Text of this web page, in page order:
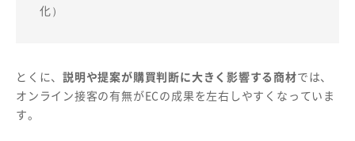
化）
とくに、説明や提案が購買判断に大きく影響する商材では、
オンライン接客の有無がECの成果を左右しやすくなっていま
す。